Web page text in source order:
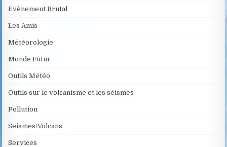
Evènement Brutal
Les Amis
Météorologie
Monde Futur
Outils Météo
Outils sur le volcanisme et les séismes
Pollution
Seismes/Volcans
Services